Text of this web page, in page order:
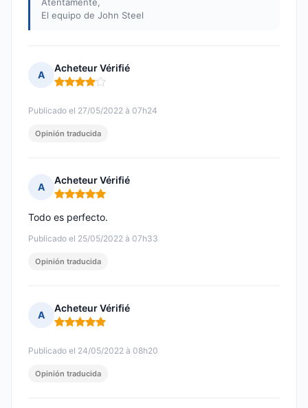
El equipo de John Steel
A
Acheteur Vérifié
Nota: 4 de 5
Publicado el 27/05/2022 à 07h24
Opinión traducida
A
Acheteur Vérifié
Nota: 5 de 5
Publicado el 25/05/2022 à 07h33
Todo es perfecto.
Opinión traducida
A
Acheteur Vérifié
Nota: 5 de 5
Publicado el 24/05/2022 à 08h20
Opinión traducida